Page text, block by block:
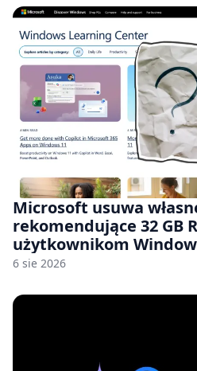
Microsoft usuwa
rekomendujące 32 GB
użytkownikom
nam przy tym
6 sie 2026